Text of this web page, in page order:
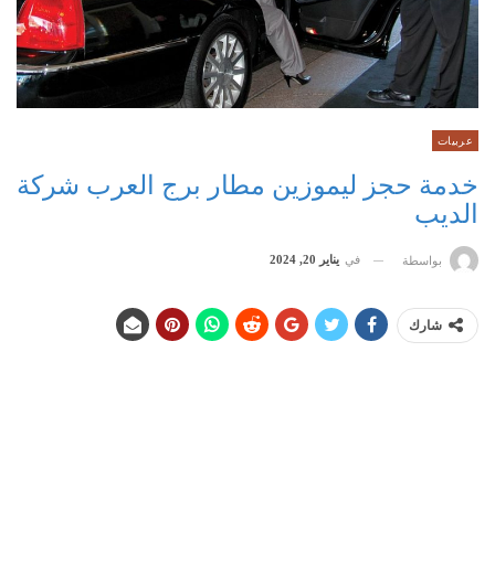
عربيات
خدمة حجز ليموزين مطار برج العرب شركة
الديب
بواسطة في يناير 20, 2024
شارك